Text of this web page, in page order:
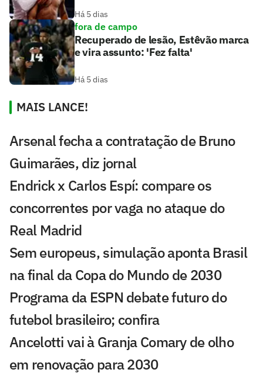
Há 5 dias
fora de campo
Recuperado de lesão, Estêvão marca
e vira assunto: 'Fez falta'
Há 5 dias
MAIS LANCE!
Arsenal fecha a contratação de Bruno
Guimarães, diz jornal
Endrick x Carlos Espí: compare os
concorrentes por vaga no ataque do
Real Madrid
Sem europeus, simulação aponta Brasil
na final da Copa do Mundo de 2030
Programa da ESPN debate futuro do
futebol brasileiro; confira
Ancelotti vai à Granja Comary de olho
em renovação para 2030